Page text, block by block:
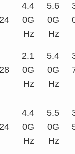
24
4.4
0G
Hz
5.6
0G
Hz
28
2.1
0G
Hz
5.4
0G
Hz
24
4.4
0G
Hz
5.5
0G
Hz